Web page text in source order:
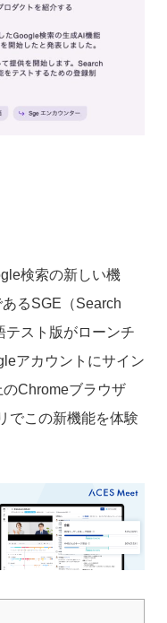
検索の新しい機
るSGE（Search
テスト版がローンチ
アカウントにサイン
Chromeブラウザ
でこの新機能を体験